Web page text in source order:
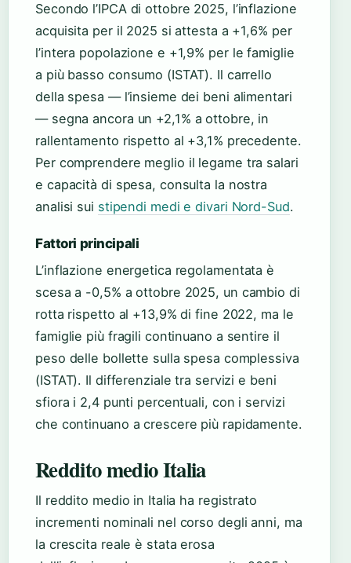
Secondo l’IPCA di ottobre 2025, l’inflazione
acquisita per il 2025 si attesta a +1,6% per
l’intera popolazione e +1,9% per le famiglie
a più basso consumo (ISTAT). Il carrello
della spesa — l’insieme dei beni alimentari
— segna ancora un +2,1% a ottobre, in
rallentamento rispetto al +3,1% precedente.
Per comprendere meglio il legame tra salari
e capacità di spesa, consulta la nostra
analisi sui stipendi medi e divari Nord-Sud.
Fattori principali
L’inflazione energetica regolamentata è
scesa a -0,5% a ottobre 2025, un cambio di
rotta rispetto al +13,9% di fine 2022, ma le
famiglie più fragili continuano a sentire il
peso delle bollette sulla spesa complessiva
(ISTAT). Il differenziale tra servizi e beni
sfiora i 2,4 punti percentuali, con i servizi
che continuano a crescere più rapidamente.
Reddito medio Italia
Il reddito medio in Italia ha registrato
incrementi nominali nel corso degli anni, ma
la crescita reale è stata erosa